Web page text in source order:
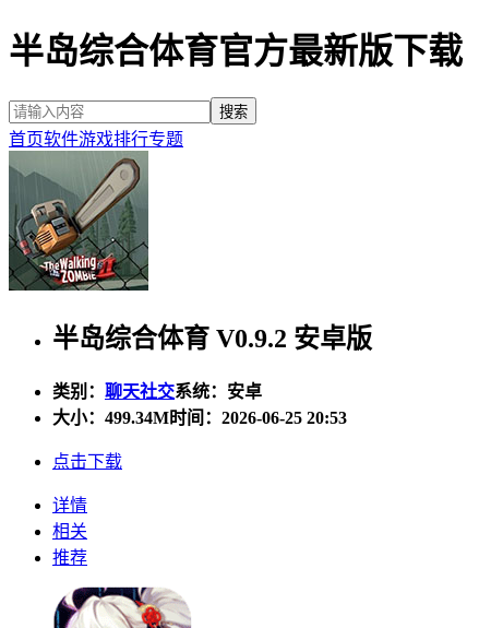
半岛综合体育官方最新版下载
首页软件游戏排行专题
半岛综合体育 V0.9.2 安卓版
类别： 聊天社交系统：安卓
大小： 499.34M时间：2026-06-25 20:53
点击下载
详情
相关
推荐